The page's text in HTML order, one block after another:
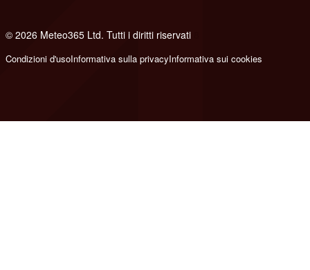
© 2026 Meteo365 Ltd. Tutti i diritti riservati
Condizioni d'usoInformativa sulla privacyInformativa sui cookies